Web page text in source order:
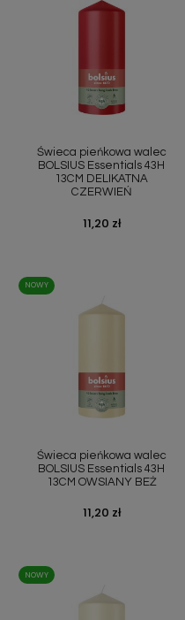
Świeca pieńkowa walec
BOLSIUS Essentials 43H
13CM DELIKATNA
CZERWIEŃ
Cena
11,20 zł
Świeca pieńkowa walec
BOLSIUS Essentials 43H
13CM OWSIANY BEŻ
Cena
11,20 zł
NOWY
NOWY